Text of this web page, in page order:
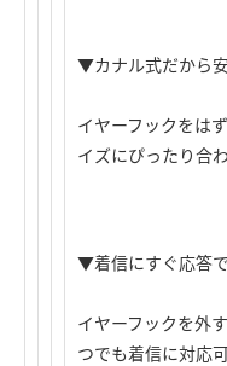
▼カナル式だから
イヤーフックをは
イズにぴったり合
▼着信にすぐ応答
イヤーフックを外
つでも着信に対応可